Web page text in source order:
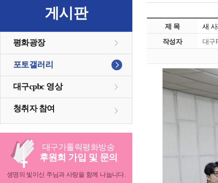
게시판
평화광장
포토갤러리
대구cpbc 영상
청취자 참여
대구가톨릭평화방송
후원회 가입 및 문의
생명의 빛이신 주님과 사랑을 함께 나눕니다.
제 목
새
작성자
대구